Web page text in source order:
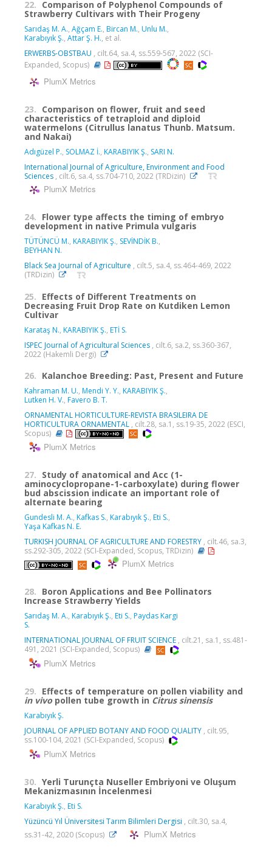
22. Comparison of Polyphenol Compounds of
Strawberry Cultivars with Their Progeny
Sarıdaş M. A., Ağçam E., Bircan M., Unlu M.,
Karabıyık Ş., Attar Ş. H., et al.
ERWERBS-OBSTBAU , cilt.64, sa.4, ss.559-567, 2022 (SCI-
Expanded, Scopus)
PlumX Metrics
23. Comparison on flower, fruit and seed
characteristics of tetraploid and diploid
watermelons (Citrullus lanatus Thunb. Matsum.
and Nakai)
Adıgüzel P., SOLMAZ İ., KARABIYIK Ş., SARI N.
International Journal of Agriculture, Environment and Food
Sciences , cilt.6, sa.4, ss.704-710, 2022 (TRDizin)
PlumX Metrics
24. Flower type affects the timing of embryo
development in native Primula vulgaris
TÜTÜNCÜ M., KARABIYIK Ş., SEVİNDİK B.,
BEYHAN N.
Black Sea Journal of Agriculture , cilt.5, sa.4, ss.464-469, 2022
(TRDizin)
25. Effects of Different Treatments on
Decreasing Fruit Drop Rate on Kutdiken Lemon
Cultivar
Karataş N., KARABIYIK Ş., ETİ S.
ISPEC Journal of Agricultural Sciences , cilt.6, sa.2, ss.360-367,
2022 (Hakemli Dergi)
26. Kalanchoe Breeding: Past, Present and Future
Kahraman M. U., Mendi Y. Y., KARABIYIK Ş.,
Lutken H. V., Favero B. T.
ORNAMENTAL HORTICULTURE-REVISTA BRASILEIRA DE
HORTICULTURA ORNAMENTAL , cilt.28, sa.1, ss.19-35, 2022 (ESCI,
Scopus)
PlumX Metrics
27. Study of anatomical and Acc (1-
aminocyclopropane-1-carboxylate) during flower
bud abscission indicate an important role of
alternate bearing
Gundesli M. A., Kafkas S., Karabıyık Ş., Eti S.,
Yaşa Kafkas N. E.
TURKISH JOURNAL OF AGRICULTURE AND FORESTRY , cilt.46, sa.3,
ss.292-305, 2022 (SCI-Expanded, Scopus, TRDizin)
PlumX Metrics
28. Boron Applications and Bee Pollinators
Increase Strawberry Yields
Sarıdaş M. A., Karabıyık Ş., Eti S., Paydas Kargi
S.
INTERNATIONAL JOURNAL OF FRUIT SCIENCE , cilt.21, sa.1, ss.481-
491, 2021 (SCI-Expanded, Scopus)
PlumX Metrics
29. Effects of temperature on pollen viability and
invivo pollen tube growth in Citrussinensis
Karabıyık Ş.
JOURNAL OF APPLIED BOTANY AND FOOD QUALITY , cilt.95,
ss.100-104, 2021 (SCI-Expanded, Scopus)
PlumX Metrics
30. Yerli Turunçta Nuseller Embriyoni ve Oluşum
Mekanizmasının İncelenmesi
Karabıyık Ş., Eti S.
Yüzüncü Yıl Üniversitesi Tarım Bilimleri Dergisi , cilt.30, sa.4,
ss.31-42, 2020 (Scopus)
PlumX Metrics